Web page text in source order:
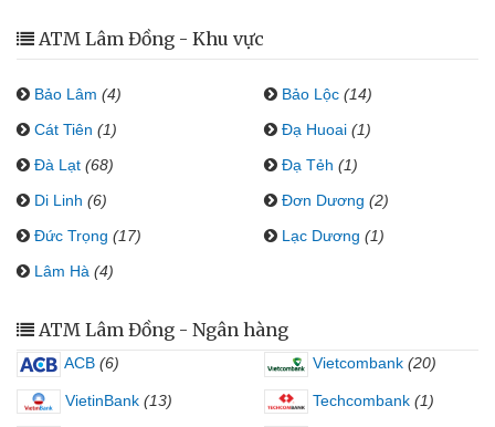
ATM Lâm Đồng - Khu vực
Bảo Lâm (4) Bảo Lộc (14)
Cát Tiên (1) Đạ Huoai (1)
Đà Lạt (68) Đạ Tẻh (1)
Di Linh (6) Đơn Dương (2)
Đức Trọng (17) Lạc Dương (1)
Lâm Hà (4)
ATM Lâm Đồng - Ngân hàng
ACB (6) Vietcombank (20)
VietinBank (13) Techcombank (1)